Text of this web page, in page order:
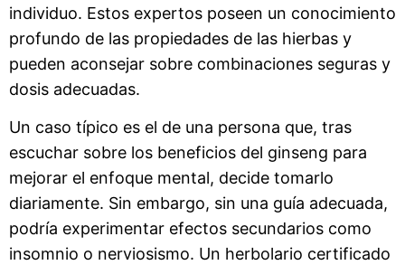
individuo. Estos expertos poseen un conocimiento
profundo de las propiedades de las hierbas y
pueden aconsejar sobre combinaciones seguras y
dosis adecuadas.
Un caso típico es el de una persona que, tras
escuchar sobre los beneficios del ginseng para
mejorar el enfoque mental, decide tomarlo
diariamente. Sin embargo, sin una guía adecuada,
podría experimentar efectos secundarios como
insomnio o nerviosismo. Un herbolario certificado